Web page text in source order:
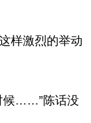
样激烈的举动
候……”陈话没